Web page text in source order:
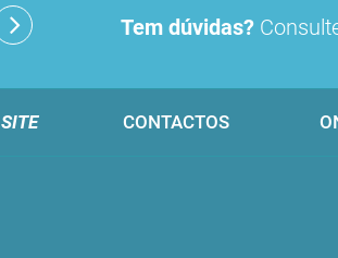
Tem dúvidas?
SITE CONTACTOS